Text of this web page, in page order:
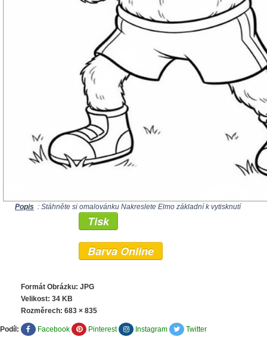
Popis : Stáhněte si omalovánku Nakreslete Elmo základní k vytisknutí
Tisk
Barva Online
Formát Obrázku: JPG
Velikost: 34 KB
Rozměrech: 683 × 835
Podíl: Facebook Pinterest Instagram Twitter